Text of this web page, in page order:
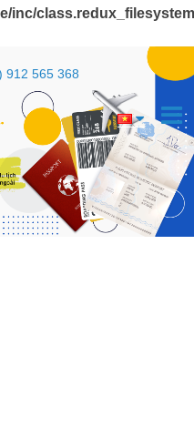
inc/
912 565 368